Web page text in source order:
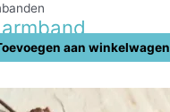
aan winkelwagen